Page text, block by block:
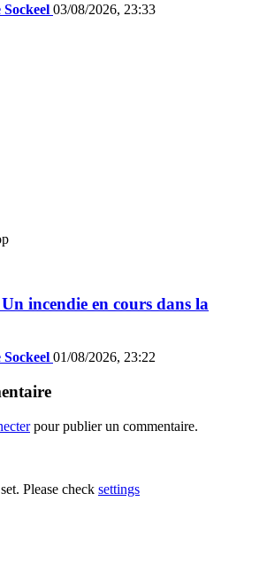
03/08/2026, 23:33
incendie en cours dans la
01/08/2026, 23:22
pour publier un commentaire.
Please check settings